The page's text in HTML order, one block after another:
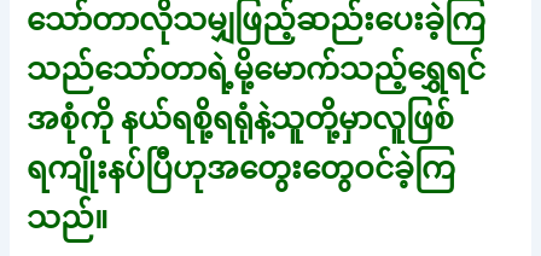
သော်တာလိုသမျှဖြည့်ဆည်းပေးခဲ့ကြ
သည်သော်တာရဲ့မို့မောက်သည့်ရွှေရင်
အစုံကို နယ်ရစို့ရရုံနဲ့သူတို့မှာလူဖြစ်
ရကျိုးနပ်ပြီဟုအတွေးတွေဝင်ခဲ့ကြ
သည်။